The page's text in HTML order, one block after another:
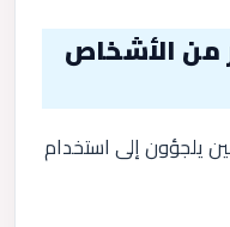
من الأشخاص
يلجؤون إلى استخدام